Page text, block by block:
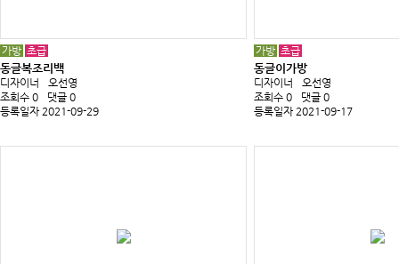
가방 초급
동글복조리백
디자이너
오선영
조회수 0
댓글 0
등록일자 2021-09-29
가방 초급
동글이가방
디자이너
오선영
조회수 0
댓글 0
등록일자 2021-09-17